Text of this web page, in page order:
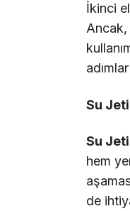
İkinci el
Ancak,
Su
Su Jeti
hem
de